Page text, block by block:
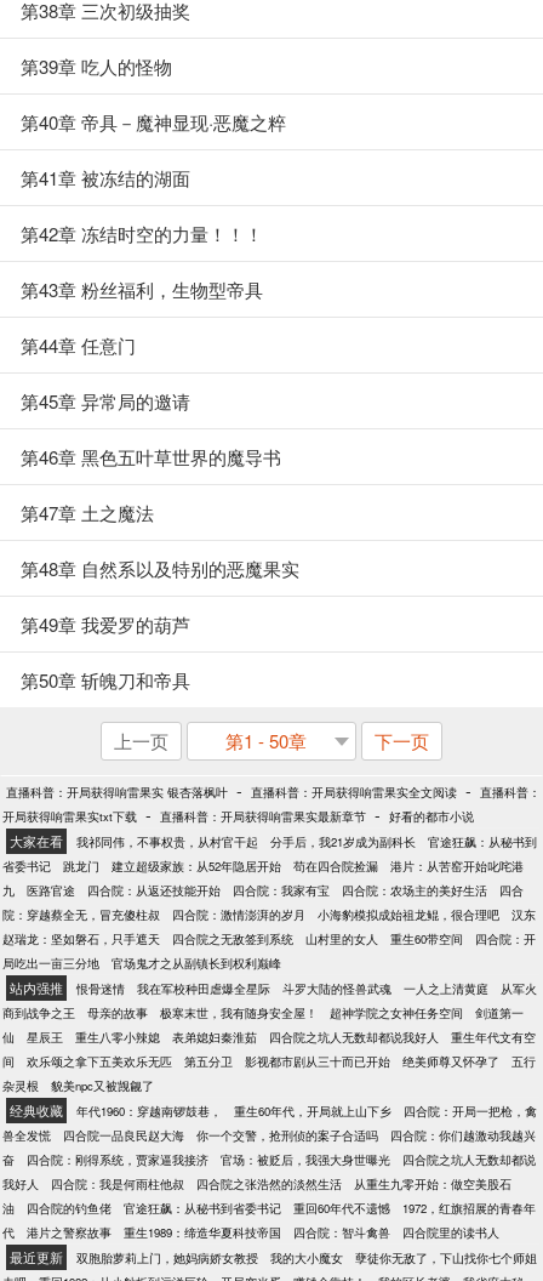
第38章 三次初级抽奖
第39章 吃人的怪物
第40章 帝具－魔神显现·恶魔之粹
第41章 被冻结的湖面
第42章 冻结时空的力量！！！
第43章 粉丝福利，生物型帝具
第44章 任意门
第45章 异常局的邀请
第46章 黑色五叶草世界的魔导书
第47章 土之魔法
第48章 自然系以及特别的恶魔果实
第49章 我爱罗的葫芦
第50章 斩魄刀和帝具
上一页 第1 - 50章 下一页
直播科普：开局获得响雷果实 银杏落枫叶 - 直播科普：开局获得响雷果实全文阅读 - 直播科普：
开局获得响雷果实txt下载 - 直播科普：开局获得响雷果实最新章节 - 好看的都市小说
大家在看 我祁同伟，不事权贵，从村官干起 分手后，我21岁成为副科长
官途狂飙：从秘书到
省委书记
跳龙门 建立超级家族：从52年隐居开始 苟在四合院捡漏
港片：从苦窑开始叱咤港
九
医路官途 四合院：从返还技能开始 四合院：我家有宝 四合院：农场主的美好生活
四合
院：穿越蔡全无，冒充傻柱叔
四合院：激情澎湃的岁月 小海豹模拟成始祖龙鲲，很合理吧
汉东
赵瑞龙：坚如磐石，只手遮天
四合院之无敌签到系统 山村里的女人 重生60带空间
四合院：开
局吃出一亩三分地
官场鬼才之从副镇长到权利巅峰
站内强推 恨骨迷情 我在军校种田虐爆全星际 斗罗大陆的怪兽武魂 一人之上清黄庭
从军火
商到战争之王
母亲的故事 极寒末世，我有随身安全屋！ 超神学院之女神任务空间
剑道第一
仙
星辰王 重生八零小辣媳 表弟媳妇秦淮茹 四合院之坑人无数却都说我好人
重生年代文有空
间
欢乐颂之拿下五美欢乐无匹 第五分卫 影视都市剧从三十而已开始 绝美师尊又怀孕了
五行
杂灵根
貌美npc又被觊觎了
经典收藏 年代1960：穿越南锣鼓巷， 重生60年代，开局就上山下乡
四合院：开局一把枪，禽
兽全发慌
四合院一品良民赵大海 你一个交警，抢刑侦的案子合适吗
四合院：你们越激动我越兴
奋
四合院：刚得系统，贾家逼我接济 官场：被贬后，我强大身世曝光
四合院之坑人无数却都说
我好人
四合院：我是何雨柱他叔 四合院之张浩然的淡然生活
从重生九零开始：做空美股石
油
四合院的钓鱼佬 官途狂飙：从秘书到省委书记 重回60年代不遗憾
1972，红旗招展的青春年
代
港片之警察故事 重生1989：缔造华夏科技帝国 四合院：智斗禽兽 四合院里的读书人
最近更新 双胞胎萝莉上门，她妈病娇女教授 我的大小魔女
孽徒你无敌了，下山找你七个师姐